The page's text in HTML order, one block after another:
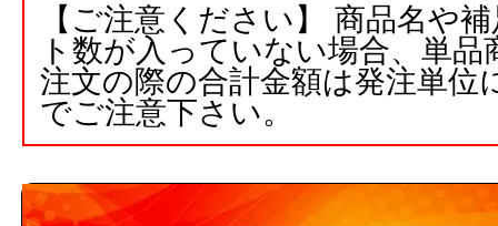
【ご注意ください】 商品名や
ト数が入っていない場合、単
注文の際の合計金額は発注単位
でご注意下さい。